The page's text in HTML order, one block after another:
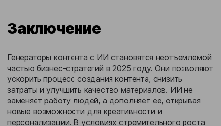
Заключение
Генераторы контента с ИИ становятся неотъемлемой
частью бизнес-стратегий в 2025 году. Они позволяют
ускорить процесс создания контента, снизить
затраты и улучшить качество материалов. ИИ не
заменяет работу людей, а дополняет ее, открывая
новые возможности для креативности и
персонализации. В условиях стремительного роста